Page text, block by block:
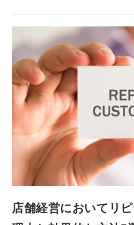
店舗経営においてリ